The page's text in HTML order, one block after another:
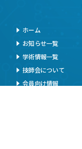
ホーム
お知らせ一覧
学術情報一覧
技師会について
会員向け情報